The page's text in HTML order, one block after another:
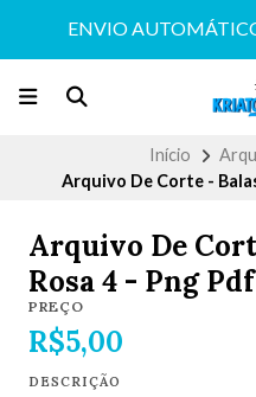
ENVIO
Início
Arquivo De Corte -
Arquivo De
Rosa 4 - Png Pdf
PREÇO
R$5,00
DESCRIÇÃO